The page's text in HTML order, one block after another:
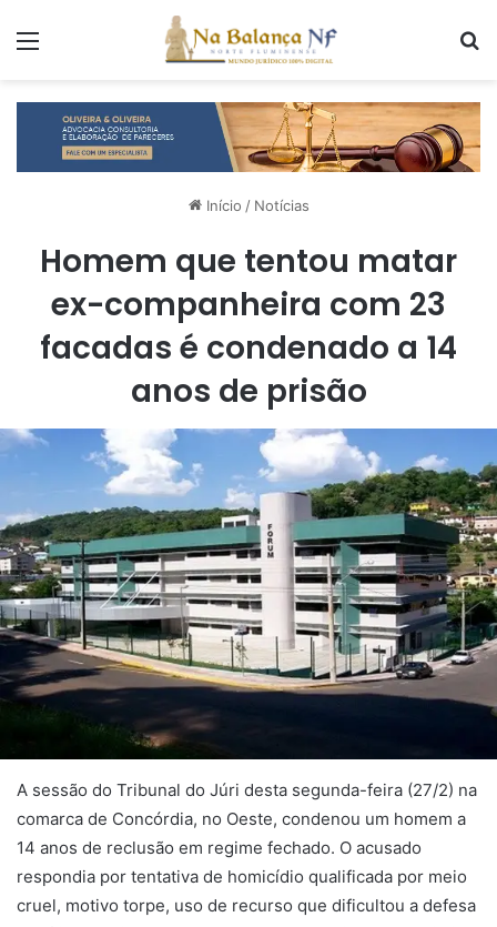
Início / Notícias
Homem que tentou matar
ex-companheira com 23
facadas é condenado a 14
anos de prisão
A sessão do Tribunal do Júri desta segunda-feira (27/2) na
comarca de Concórdia, no Oeste, condenou um homem a
14 anos de reclusão em regime fechado. O acusado
respondia por tentativa de homicídio qualificada por meio
cruel, motivo torpe, uso de recurso que dificultou a defesa